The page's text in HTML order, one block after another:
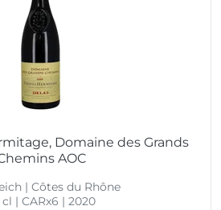
Domaine des Grands
AOC
| Côtes du Rhône
cl | CARx6 | 2020